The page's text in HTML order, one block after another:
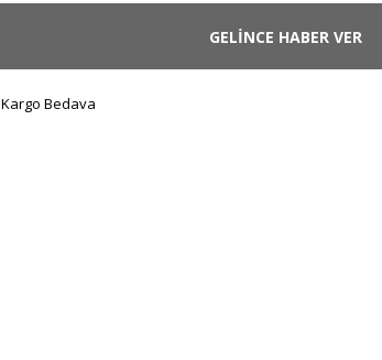
GELİNCE HABER VER
Kargo Bedava